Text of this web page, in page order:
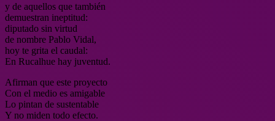
y de aquellos que también
demuestran ineptitud:
diputado sin virtud
de nombre Pablo Vidal,
hoy te grita el caudal:
En Rucalhue hay juventud.
Afirman que este proyecto
Con el medio es amigable
Lo pintan de sustentable
Y no miden todo efecto.